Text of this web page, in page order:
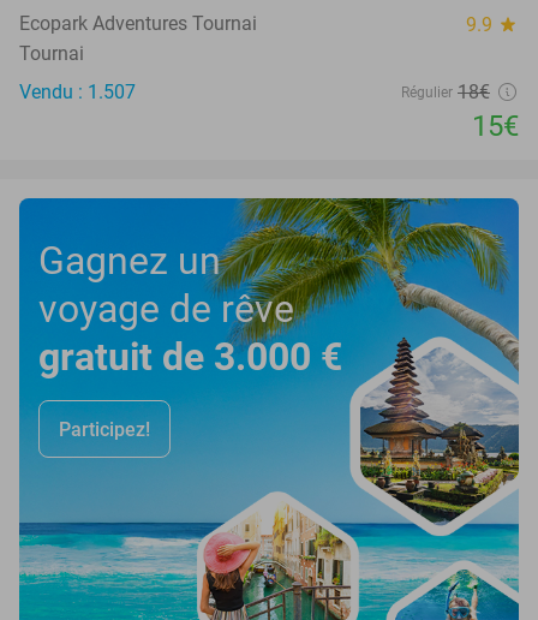
Ecopark Adventures Tournai 9.9 star
Tournai
Vendu : 1.507
Régulier 18€
15€
Gagnez un
voyage de rêve
gratuit de 3.000 €
Participez!